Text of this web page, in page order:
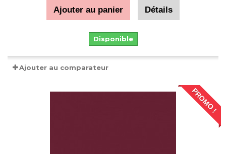
Ajouter au panier Détails
Disponible
Ajouter au comparateur
PROMO !